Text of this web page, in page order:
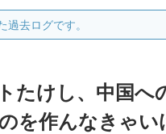
去ログです。
たけし、中国へ
を作んなきゃい